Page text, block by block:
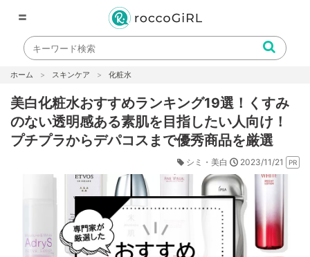
〓
ホーム スキンケア 化粧水
美白化粧水おすすめランキング19選！くすみ
のない透明感ある素肌を目指したい人向け！
プチプラからデパコスまで優秀商品を厳選
シミ・美白 2023/11/21